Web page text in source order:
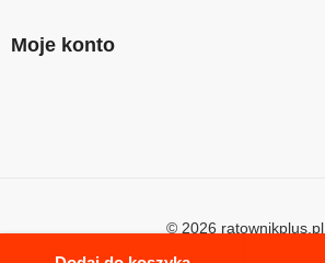
Moje konto
© 2026 ratownikplus.pl